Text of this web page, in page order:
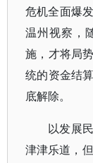
危机全面爆
温州视察，
施，才将局
统的资金结
底解除。
以发展
津津乐道，